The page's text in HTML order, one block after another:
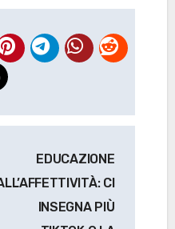
EDUCAZIONE
CI
INSEGNA PIÙ